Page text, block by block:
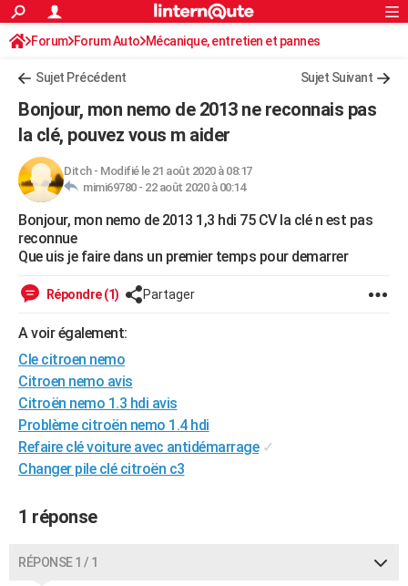
ACTUALITÉS
Politique
Société
Faits Divers
Education
Monde
Villes
+
Programme TV
TNTStreaming
Cinéma
Sorties cinéma
Musique
+FINANCE
Retraite
Impôts
Epargne
Immobilier
Risques naturels par ville
Banque
Assurance
Crédit
AUTO
Essais
Réserver un essai
Citadines
Berlines
SUV
Forum auto
HIGH-TECH
Mobiles
Meilleur smartphone
Internet
Ordinateurs
Jeux vidéo
Guide high-tech
+BRICOLAGE
WEEK-END
Art de vivre
Bien-être
Loisirs
ModeModes de vie
SANTE
Alimentation
Guide de la santé
Maladies
Médicaments
Sommeil
Destinations
City break
Voyage nature
Voyage de noces
Forum
Climat
PHOTO
GUIDES D'ACHAT
Rechercher
S'inscrire
Connexion
Forum Forum Auto Mécanique, entretien et pannes
Sujet Précédent Sujet Suivant
Bonjour, mon nemo de 2013 ne reconnais pas
la clé, pouvez vous m aider
Ditch- Modifié le 21 août 2020 à 08:17
mimi69780 - 22 août 2020 à 00:14
Bonjour, mon nemo de 2013 1,3 hdi 75 CV la clé n est pas
reconnue
Que uis je faire dans un premier temps pour demarrer
Répondre (1) Partager
A voir également:
Cle citroen nemo
Citroen nemo avis
Citroën nemo 1.3 hdi avis
Problème citroën nemo 1.4 hdi
Refaire clé voiture avec antidémarrage ✓
Changer pile clé citroën c3
1 réponse
RÉPONSE 1 / 1